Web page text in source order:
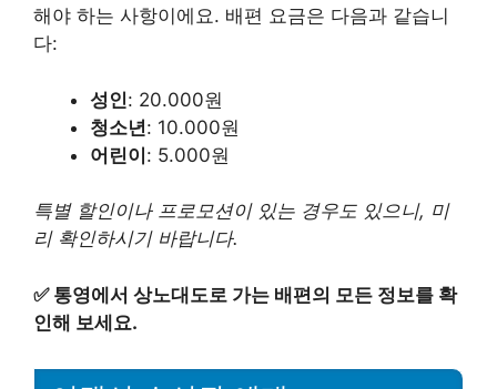
해야 하는 사항이에요. 배편 요금은 다음과 같습니
다:
성인: 20.000원
청소년: 10.000원
어린이: 5.000원
특별 할인이나 프로모션이 있는 경우도 있으니, 미
리 확인하시기 바랍니다.
✅ 통영에서 상노대도로 가는 배편의 모든 정보를 확
인해 보세요.